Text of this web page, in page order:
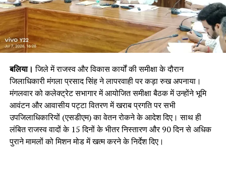
बलिया। जिले में राजस्व और विकास कार्यों की समीक्षा के दौरान
जिलाधिकारी मंगला प्रसाद सिंह ने लापरवाही पर कड़ा रुख अपनाया।
मंगलवार को कलेक्ट्रेट सभागार में आयोजित समीक्षा बैठक में उन्होंने भूमि
आवंटन और आवासीय पट्टा वितरण में खराब प्रगति पर सभी
उपजिलाधिकारियों (एसडीएम) का वेतन रोकने के आदेश दिए। साथ ही
लंबित राजस्व वादों के 15 दिनों के भीतर निस्तारण और 90 दिन से अधिक
पुराने मामलों को मिशन मोड में खत्म करने के निर्देश दिए।